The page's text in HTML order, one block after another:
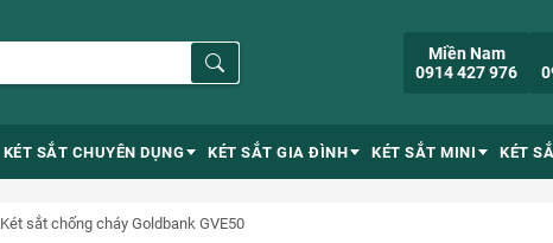
Miền Nam
0914 427 976
KÉT SẮT CHUYÊN DỤNG KÉT SẮT GIA ĐÌNH KÉT SẮT MINI KÉT
Két sắt chống cháy Goldbank GVE50